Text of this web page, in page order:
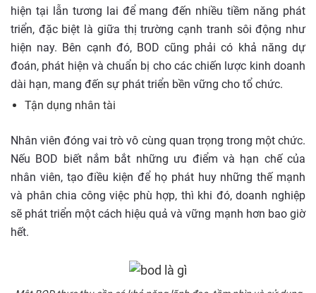
hiện tại lẫn tương lai để mang đến nhiều tiềm năng phát
triển, đặc biệt là giữa thị trường cạnh tranh sôi động như
hiện nay. Bên cạnh đó, BOD cũng phải có khả năng dự
đoán, phát hiện và chuẩn bị cho các chiến lược kinh doanh
dài hạn, mang đến sự phát triển bền vững cho tổ chức.
Tận dụng nhân tài
Nhân viên đóng vai trò vô cùng quan trọng trong một chức.
Nếu BOD biết nắm bắt những ưu điểm và hạn chế của
nhân viên, tạo điều kiện để họ phát huy những thế mạnh
và phân chia công việc phù hợp, thì khi đó, doanh nghiệp
sẽ phát triển một cách hiệu quả và vững mạnh hơn bao giờ
hết.